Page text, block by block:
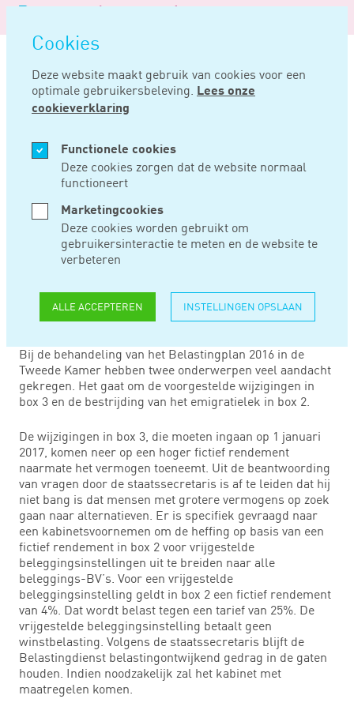
overslaan
Cookies
Deze website maakt gebruik van cookies voor een
optimale gebruikersbeleving. Lees onze
cookieverklaring
Functionele cookies
Deze cookies zorgen dat de website normaal
functioneert
Marketingcookies
Deze cookies worden gebruikt om
gebruikersinteractie te meten en de website te
verbeteren
ALLE ACCEPTEREN INSTELLINGEN OPSLAAN
Logo
Noord
Negentig
Home Nieuws
OKT 29, 2015
PARLEMENTAIRE
BEHANDELING
BELASTINGPLAN
2016
Bij de behandeling van het Belastingplan 2016 in de
Tweede Kamer hebben twee onderwerpen veel aandacht
gekregen. Het gaat om de voorgestelde wijzigingen in
box 3 en de bestrijding van het emigratielek in box 2.
De wijzigingen in box 3, die moeten ingaan op 1 januari
2017, komen neer op een hoger fictief rendement
naarmate het vermogen toeneemt. Uit de beantwoording
van vragen door de staatssecretaris is af te leiden dat hij
niet bang is dat mensen met grotere vermogens op zoek
gaan naar alternatieven. Er is specifiek gevraagd naar
een kabinetsvoornemen om de heffing op basis van een
fictief rendement in box 2 voor vrijgestelde
beleggingsinstellingen uit te breiden naar alle
beleggings-BV’s. Voor een vrijgestelde
beleggingsinstelling geldt in box 2 een fictief rendement
van 4%. Dat wordt belast tegen een tarief van 25%. De
vrijgestelde beleggingsinstelling betaalt geen
winstbelasting. Volgens de staatssecretaris blijft de
Belastingdienst belastingontwijkend gedrag in de gaten
houden. Indien noodzakelijk zal het kabinet met
maatregelen komen.